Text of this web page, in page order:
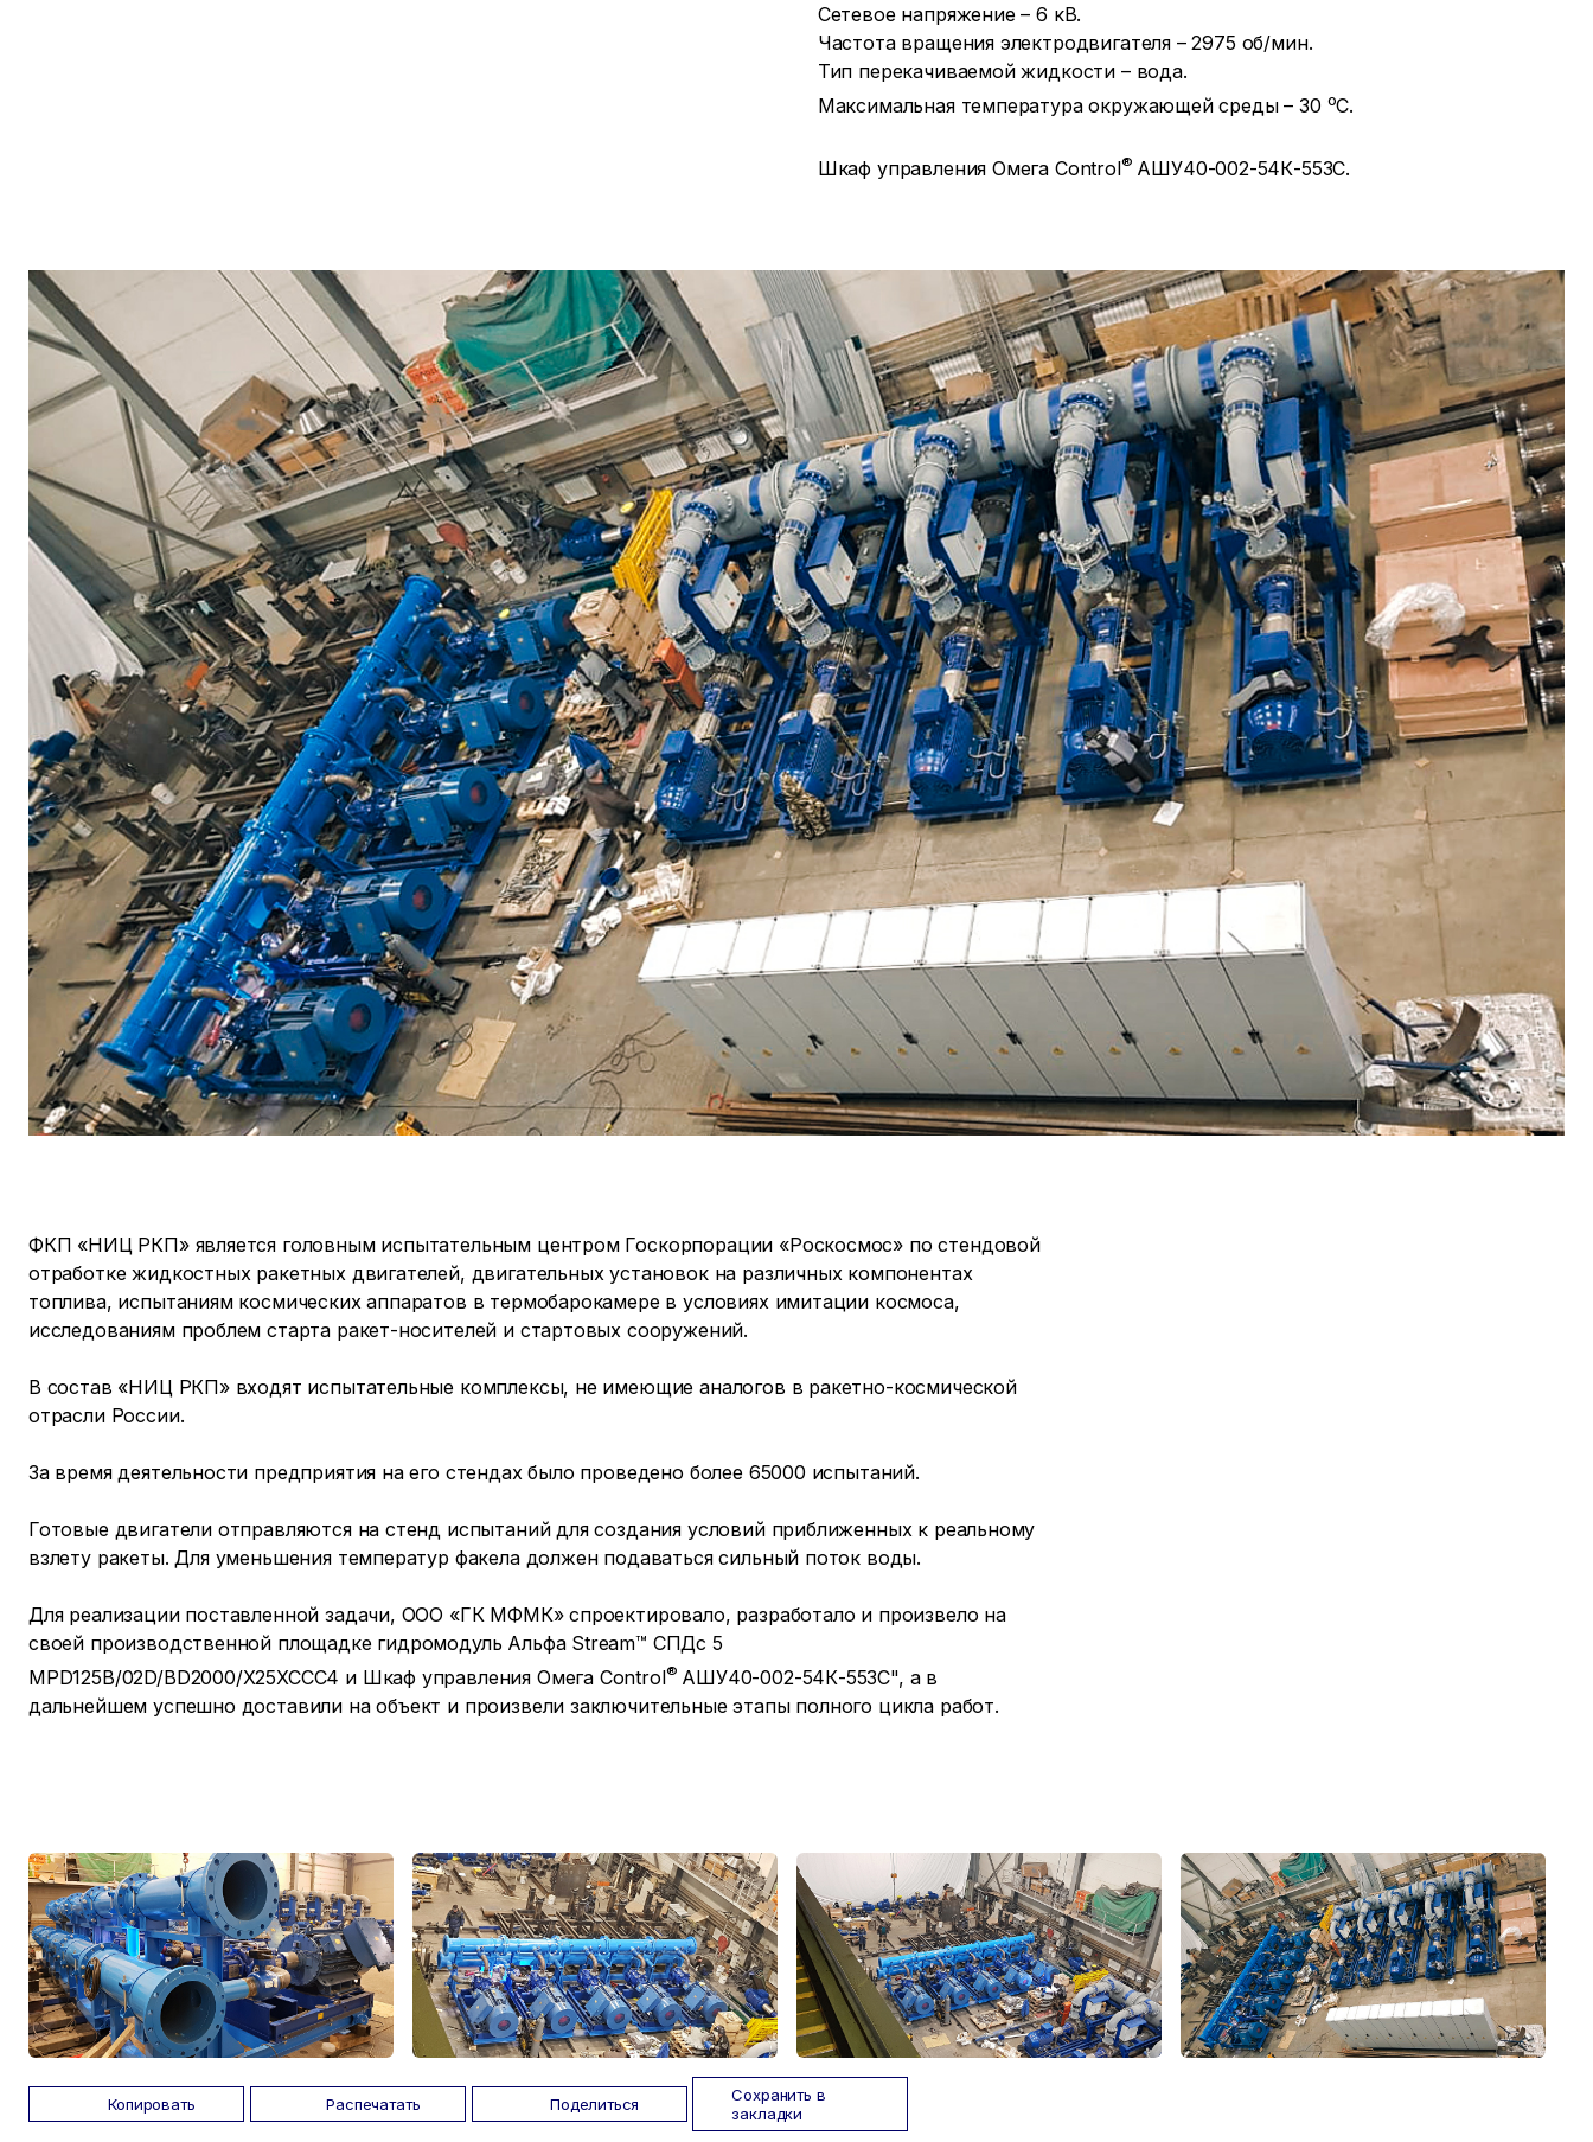
Сетевое напряжение – 6 кВ.
Частота вращения электродвигателя – 2975 об/мин.
Тип перекачиваемой жидкости – вода.
Максимальная температура окружающей среды – 30 оС.
Шкаф управления Омега Control® АШУ40-002-54К-553C.
ФКП «НИЦ РКП» является головным испытательным центром Госкорпорации «Роскосмос» по стендовой
отработке жидкостных ракетных двигателей, двигательных установок на различных компонентах
топлива, испытаниям космических аппаратов в термобарокамере в условиях имитации космоса,
исследованиям проблем старта ракет-носителей и стартовых сооружений.
В состав «НИЦ РКП» входят испытательные комплексы, не имеющие аналогов в ракетно-космической
отрасли России.
За время деятельности предприятия на его стендах было проведено более 65000 испытаний.
Готовые двигатели отправляются на стенд испытаний для создания условий приближенных к реальному
взлету ракеты. Для уменьшения температур факела должен подаваться сильный поток воды.
Для реализации поставленной задачи, ООО «ГК МФМК» спроектировало, разработало и произвело на
своей производственной площадке гидромодуль Альфа Stream™ СПДс 5
MPD125B/02D/BD2000/X25XCCC4 и Шкаф управления Омега Control® АШУ40-002-54К-553C", а в
дальнейшем успешно доставили на объект и произвели заключительные этапы полного цикла работ.
Копировать Распечатать Поделиться
Сохранить в
закладки